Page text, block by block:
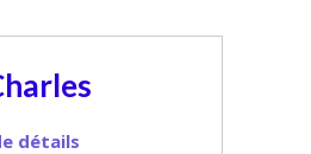
détails